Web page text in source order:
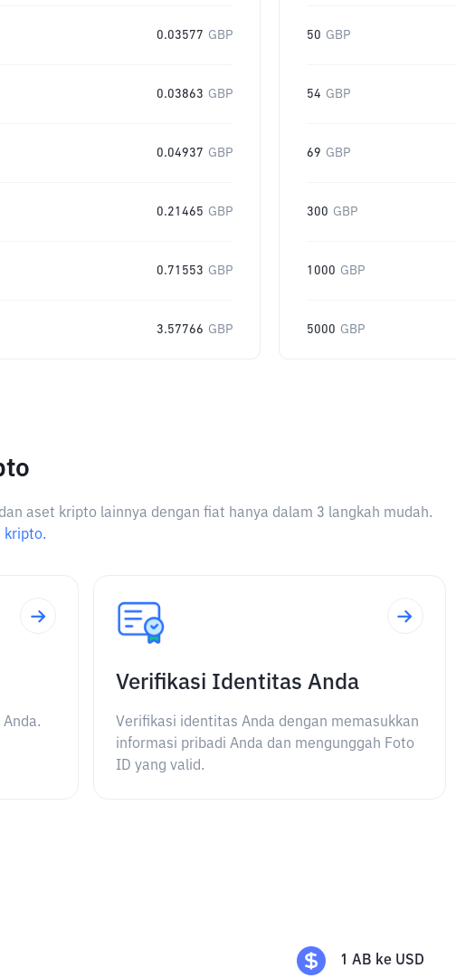
0.03577 GBP
0.03863 GBP
0.04937 GBP
0.21465 GBP
0.71553 GBP
3.57766 GBP
50 GBP
54 GBP
69 GBP
300 GBP
1000 GBP
5000 GBP
aset kripto lainnya dengan fiat hanya dalam 3 langkah mudah.
kripto.
Verifikasi Identitas Anda
Verifikasi identitas Anda dengan memasukkan
informasi pribadi Anda dan mengunggah Foto
ID yang valid.
1 AB ke USD